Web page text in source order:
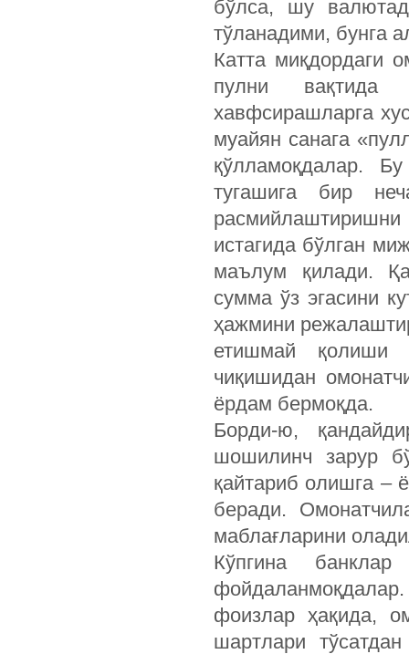
бўлса, шу
тўланадими, бунга
Катта миқдордаги
пулни вақтида
хавфсирашларга
муайян санага
қўлламоқдалар.
тугашига бир
истагида бўлган
маълум қилади.
сумма ўз эгасини
ҳажмини
етишмай қолиши
чиқишидан
ёрдам бермоқда.
Борди-ю,
шошилинч зарур
қайтариб олишга –
беради.
маблағларини
Кўпгина
фойдаланмоқдалар.
фоизлар ҳақида,
шартлари